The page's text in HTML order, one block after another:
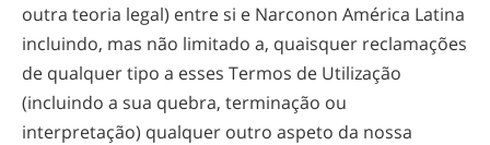
outra teoria legal) entre si e Narconon América Latina
incluindo, mas não limitado a, quaisquer reclamações
de qualquer tipo a esses Termos de Utilização
(incluindo a sua quebra, terminação ou
interpretação) qualquer outro aspeto da nossa